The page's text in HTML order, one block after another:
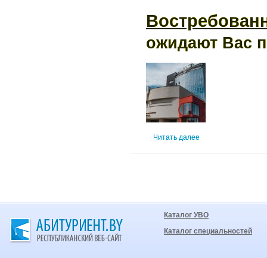
ожидают Вас
Читать далее
Каталог УВО
Каталог специальностей